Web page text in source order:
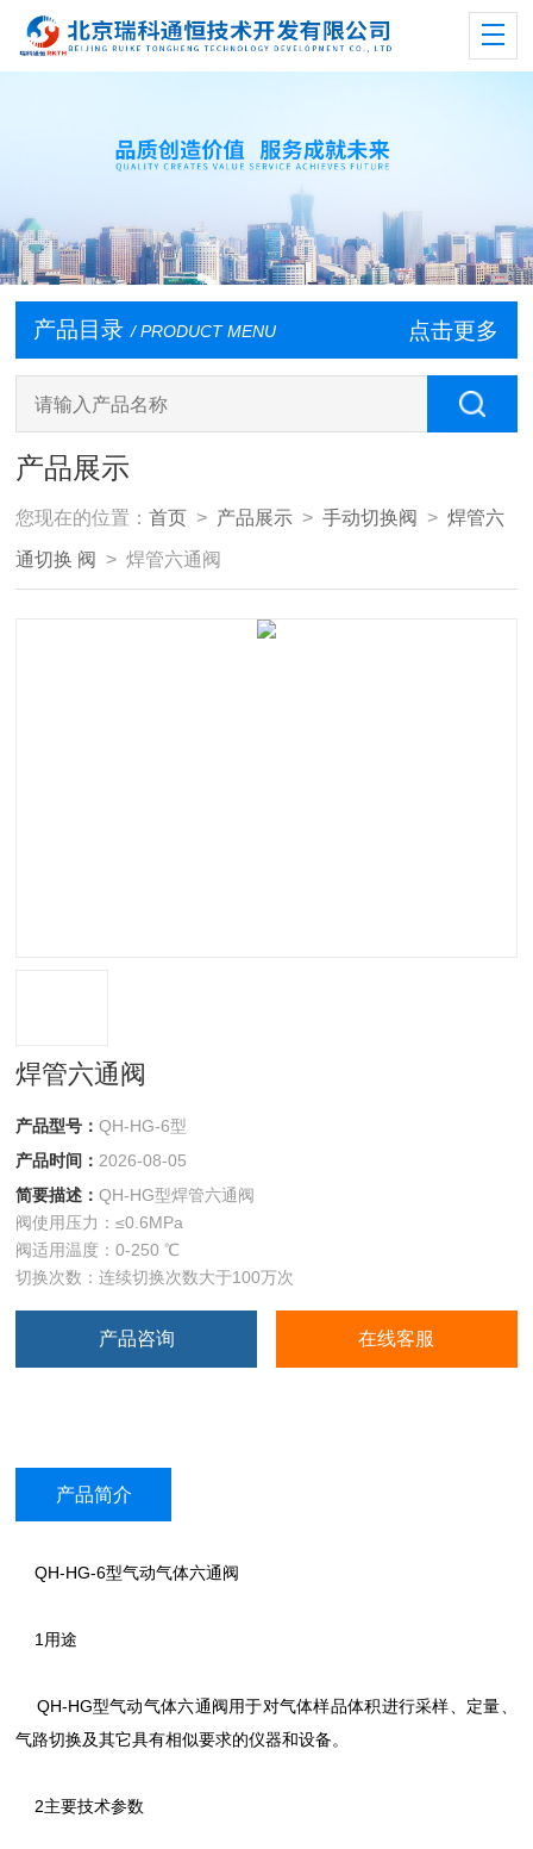
产品目录 / PRODUCT MENU 点击更多
产品展示
您现在的位置：首页 > 产品展示 >手动切换阀 >焊管六
通切换 阀 > 焊管六通阀
焊管六通阀
产品型号：QH-HG-6型
产品时间： 2026-08-05
简要描述：QH-HG型焊管六通阀
阀使用压力：≤0.6MPa
阀适用温度：0-250 ℃
切换次数：连续切换次数大于100万次
产品咨询 在线客服
产品简介
QH-HG-6型气动气体六通阀
1用途
QH-HG型气动气体六通阀用于对气体样品体积进行采样、定量、
气路切换及其它具有相似要求的仪器和设备。
2主要技术参数